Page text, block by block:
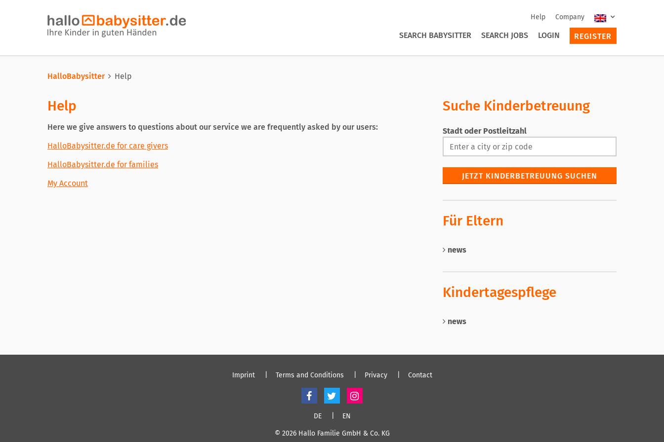
Help Company
SEARCH BABYSITTER SEARCH JOBS LOGIN REGISTER
HalloBabysitter Help
Suche Kinderbetreuung
Stadt oder Postleitzahl
JETZT KINDERBETREUUNG SUCHEN
Für Eltern
news
Kindertagespflege
news
Help
Here we give answers to questions about our service we are frequently asked by our users:
HalloBabysitter.de for care givers
HalloBabysitter.de for families
My Account
Imprint Terms and Conditions Privacy Contact
DE EN
© 2026 Hallo Familie GmbH & Co. KG